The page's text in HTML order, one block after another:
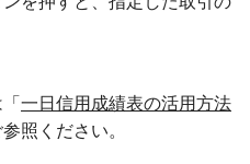
一日信用成績表の活用方法
照ください。